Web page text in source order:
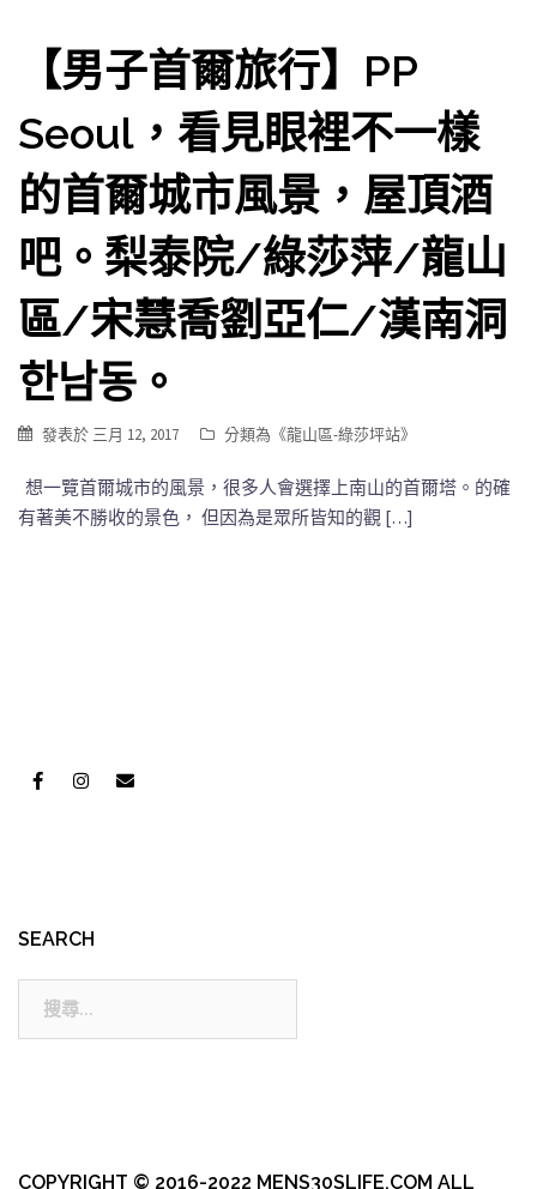
【男子首爾旅行】PP
Seoul，看見眼裡不一樣
的首爾城市風景，屋頂酒
吧。梨泰院/綠莎萍/龍山
區/宋慧喬劉亞仁/漢南洞
한남동。
發表於 三月 12, 2017 分類為《龍山區-綠莎坪站》
想一覽首爾城市的風景，很多人會選擇上南山的首爾塔。的確
有著美不勝收的景色， 但因為是眾所皆知的觀 […]
SEARCH
COPYRIGHT © 2016-2022 MENS30SLIFE.COM ALL